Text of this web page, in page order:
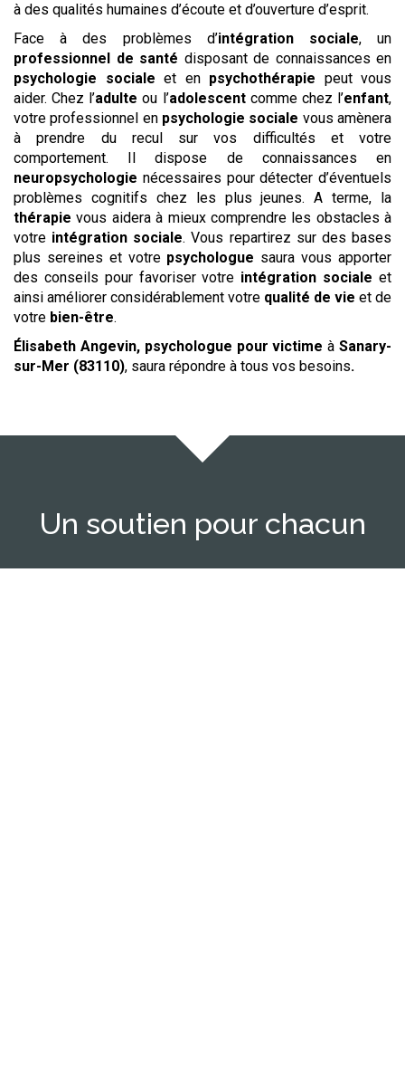
à des qualités humaines d’écoute et d’ouverture d’esprit.
Face à des problèmes d’intégration sociale, un
professionnel de santé disposant de connaissances en
psychologie sociale et en psychothérapie peut vous
aider. Chez l’adulte ou l’adolescentcomme chez l’enfant,
votre professionnel en psychologie sociale vous amènera
à prendre du recul sur vos difficultés et votre
comportement. Il dispose de connaissances en
neuropsychologie nécessaires pour détecter d’éventuels
problèmes cognitifs chez les plus jeunes. A terme, la
thérapievous aidera à mieux comprendre les obstacles à
votre intégration sociale. Vous repartirez sur des bases
plus sereines et votre psychologue saura vous apporter
des conseils pour favoriser votre intégration sociale et
ainsi améliorer considérablement votre qualité de vie et de
votre bien-être.
Élisabeth Angevin, psychologue pour victime à Sanary-
sur-Mer (83110), saura répondre à tous vos besoins.
Un soutien pour chacun